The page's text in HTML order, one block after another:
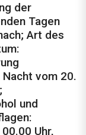
der
Tagen
Art des
vom 20.
und
Uhr,